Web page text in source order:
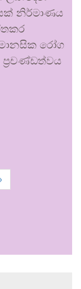
නිර්මාණය
රෝග
ප්‍රචණ්ඩත්වය